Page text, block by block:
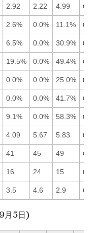
2.92 2.22 4.99
2.6% 0.0% 11.1%
6.5% 0.0% 30.9%
19.5% 0.0% 49.4%
0.0% 0.0% 25.0%
0.0% 0.0% 41.7%
9.1% 0.0% 58.3%
4.09 5.67 5.83
41 45 49
16 24 15
3.5 4.6 2.9
月5日)